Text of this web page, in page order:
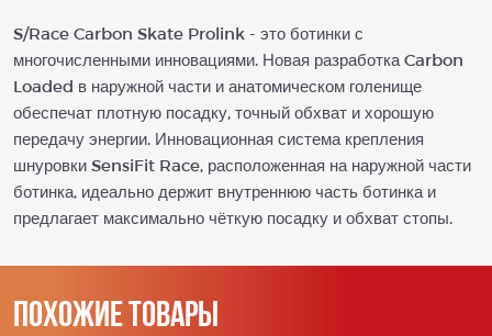
S/Race Carbon Skate Prolink - это ботинки с
многочисленными инновациями. Новая разработка Carbon
Loaded в наружной части и анатомическом голенище
обеспечат плотную посадку, точный обхват и хорошую
передачу энергии. Инновационная система крепления
шнуровки SensiFit Race, расположенная на наружной части
ботинка, идеально держит внутреннюю часть ботинка и
предлагает максимально чёткую посадку и обхват стопы.
Похожие товары